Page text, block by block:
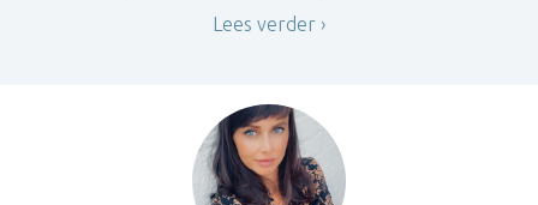
Lees verder